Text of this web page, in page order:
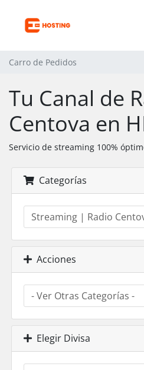
Carro de Pedidos
Tu Canal de
Centova en
Servicio de streaming 100%
Categorías
Acciones
Elegir Divisa